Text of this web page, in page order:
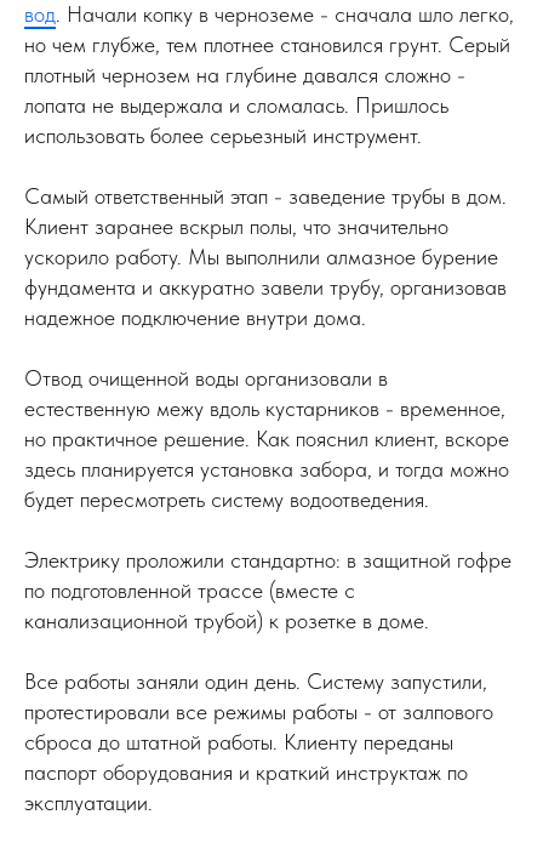
вод . Начали копку в черноземе - сначала шло легко,
но чем глубже, тем плотнее становился грунт. Серый
плотный чернозем на глубине давался сложно -
лопата не выдержала и сломалась. Пришлось
использовать более серьезный инструмент.
Самый ответственный этап - заведение трубы в дом.
Клиент заранее вскрыл полы, что значительно
ускорило работу. Мы выполнили алмазное бурение
фундамента и аккуратно завели трубу, организовав
надежное подключение внутри дома.
Отвод очищенной воды организовали в
естественную межу вдоль кустарников - временное,
но практичное решение. Как пояснил клиент, вскоре
здесь планируется установка забора, и тогда можно
будет пересмотреть систему водоотведения.
Электрику проложили стандартно: в защитной гофре
по подготовленной трассе (вместе с
канализационной трубой) к розетке в доме.
Все работы заняли один день. Систему запустили,
протестировали все режимы работы - от залпового
сброса до штатной работы. Клиенту переданы
паспорт оборудования и краткий инструктаж по
эксплуатации.